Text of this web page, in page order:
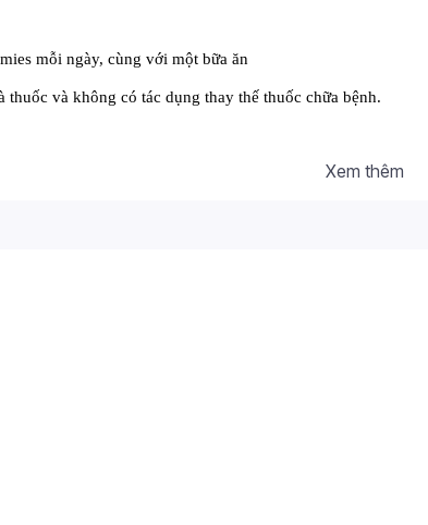
mỗi ngày, cùng với một bữa ăn
thuốc và không có tác dụng thay thế thuốc chữa bệnh.
Xem thêm